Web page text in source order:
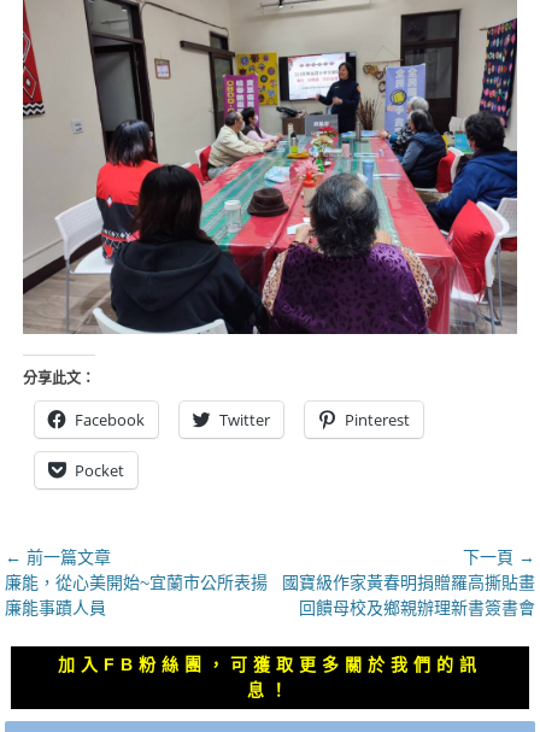
分享此文：
Facebook Twitter Pinterest
Pocket
文
章
導
覽
← 前一篇文章
上
一
廉能，從心美開始~宜蘭市公所表揚
廉能事蹟人員
下一頁 →
下
文
章：
國寶級作家黃春明捐贈羅高撕貼畫
回饋母校及鄉親辦理新書簽書會
加入FB粉絲團，可獲取更多關於我們的訊
息！